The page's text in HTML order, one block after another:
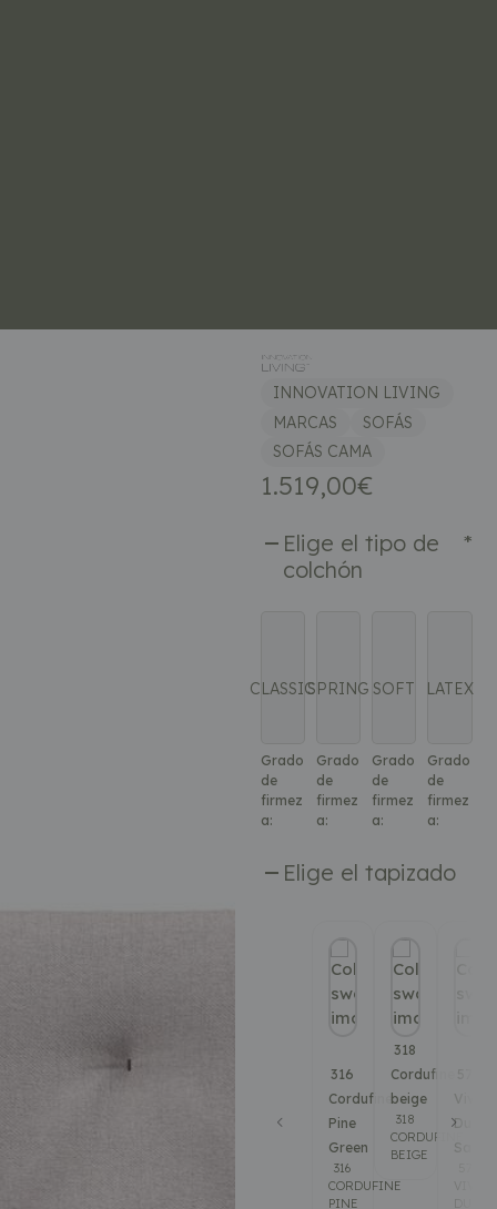
INNOVATION LIVING
MARCAS
SOFÁS
SOFÁS CAMA
1.519,00€
Elige el tipo de
colchón
*
CLASSIC
Grado
de
firmez
a:
SPRING
Grado
de
firmez
a:
SOFT
Grado
de
firmez
a:
LATEX
Grado
de
firmez
a:
Elige el tapizado
316
Cordufine
Pine
Green
316
CORDUFINE
PINE
318
Cordufine
beige
318
CORDUFINE
BEIGE
Vivus
Dusty
Sand
DUSTY